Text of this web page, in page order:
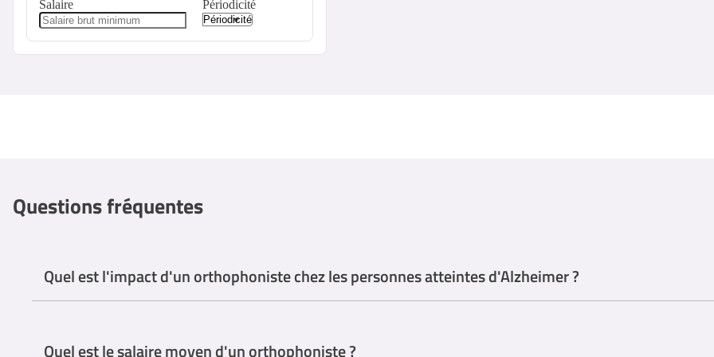
Salaire Périodicité
Questions fréquentes
Quel est l'impact d'un orthophoniste chez les personnes atteintes d'Alzheimer ?
les troubles de la communication et de la déglutition.
Quel est le salaire moyen d'un orthophoniste ?